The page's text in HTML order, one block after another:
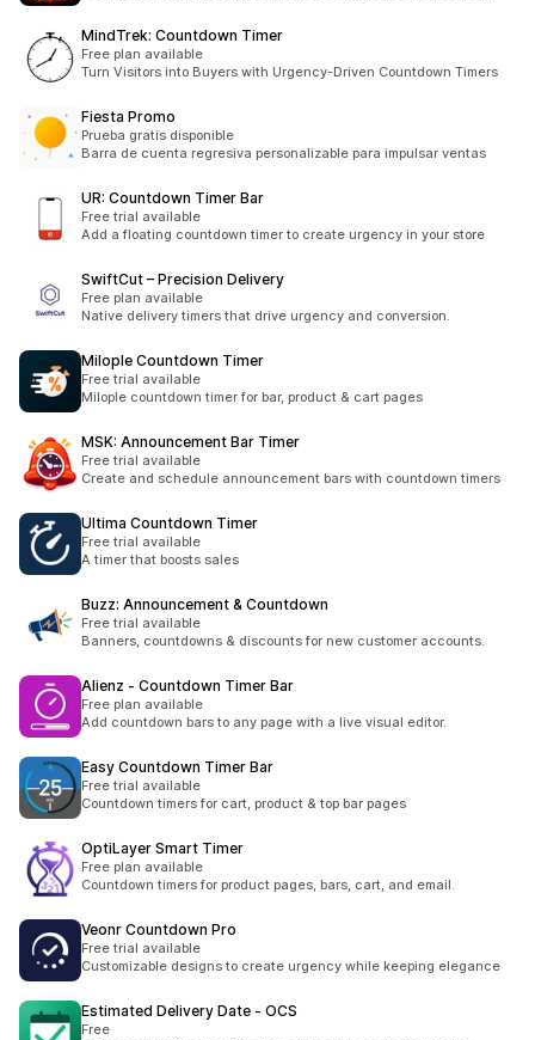
MindTrek: Countdown Timer
Free plan available
Turn Visitors into Buyers with Urgency-Driven Countdown Timers
Fiesta Promo
Prueba gratis disponible
Barra de cuenta regresiva personalizable para impulsar ventas
UR: Countdown Timer Bar
Free trial available
Add a floating countdown timer to create urgency in your store
SwiftCut – Precision Delivery
Free plan available
Native delivery timers that drive urgency and conversion.
Milople Countdown Timer
Free trial available
Milople countdown timer for bar, product & cart pages
MSK: Announcement Bar Timer
Free trial available
Create and schedule announcement bars with countdown timers
Ultima Countdown Timer
Free trial available
A timer that boosts sales
Buzz: Announcement & Countdown
Free trial available
Banners, countdowns & discounts for new customer accounts.
Alienz ‑ Countdown Timer Bar
Free plan available
Add countdown bars to any page with a live visual editor.
Easy Countdown Timer Bar
Free trial available
Countdown timers for cart, product & top bar pages
OptiLayer Smart Timer
Free plan available
Countdown timers for product pages, bars, cart, and email.
Veonr Countdown Pro
Free trial available
Customizable designs to create urgency while keeping elegance
Estimated Delivery Date ‑ OCS
Free